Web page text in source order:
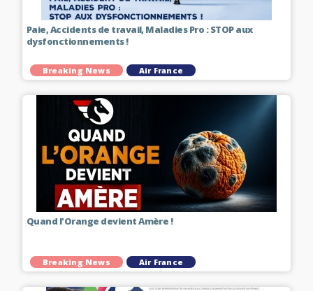
Paie, Accidents de travail, Maladies Pro : STOP aux
dysfonctionnements !
Breaking News Air France
Quand l'Orange devient Amère !
Breaking News Air France